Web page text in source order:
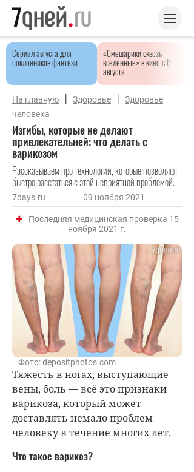
Сериал августа для
поклонников фэнтези
«Смешарики сквозь
вселенные» в кино с 6
августа
На главную | Здоровье |
Здоровье
человека
Изгибы, которые не делают
привлекательней: что делать с
варикозом
Рассказываем про технологии, которые позволяют
быстро расстаться с этой неприятной проблемой.
7days.ru 09 ноября 2021
Последняя медицинская проверка 15
ноября 2021 г.
Фото: depositphotos.com
Тяжесть в ногах, выступающие
вены, боль — всё это признаки
варикоза, который может
доставлять немало проблем
человеку в течение многих лет.
Что такое варикоз?